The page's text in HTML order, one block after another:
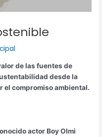
de las fuentes de
desde la
el compromiso ambiental.
actor Boy Olmi